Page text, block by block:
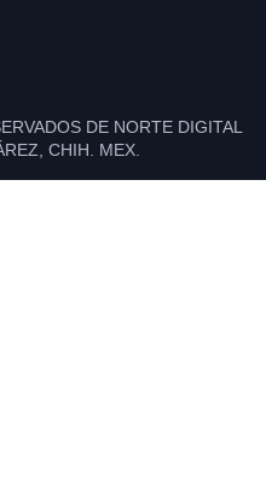
DE NORTE DIGITAL
CHIH. MEX.